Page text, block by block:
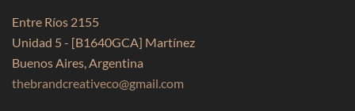
Entre Ríos 2155
Unidad 5 - [B1640GCA] Martínez
Buenos Aires, Argentina
thebrandcreativeco@gmail.com